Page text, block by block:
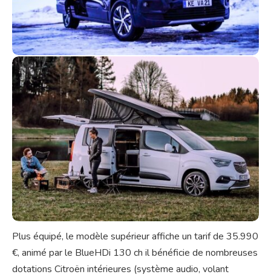
Plus équipé, le modèle supérieur affiche un tarif de 35.990
€, animé par le BlueHDi 130 ch il bénéficie de nombreuses
dotations Citroën intérieures (système audio, volant